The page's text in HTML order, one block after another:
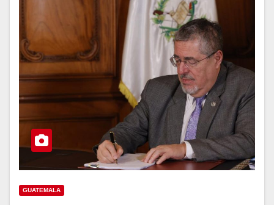
GUATEMALA